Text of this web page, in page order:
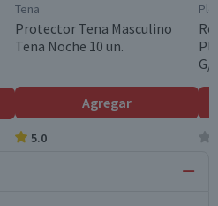
Tena
Protector Tena Masculino
Tena Noche 10 un.
Agregar
5.0
G/